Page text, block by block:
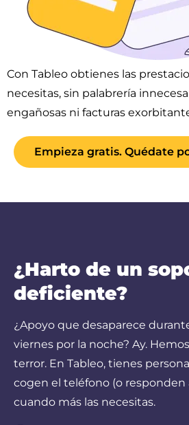
Con Tableo obtienes las
necesitas, sin palabrería
engañosas ni facturas
Empieza gratis. Quédate
¿Harto de un
deficiente?
¿Apoyo que desaparece
viernes por la noche? Ay.
terror. En Tableo, tienes
cogen el teléfono (o responden
cuando más las necesitas.